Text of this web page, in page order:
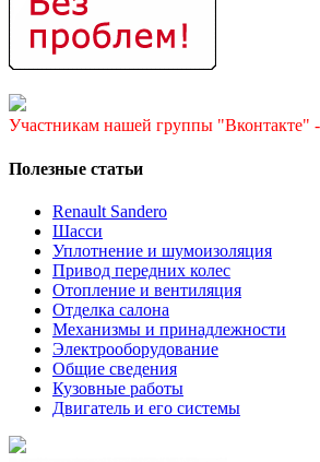
Участникам нашей группы "Вконтакте"
Полезные статьи
Renault Sandero
Шасси
Уплотнение и шумоизоляция
Привод передних колес
Отопление и вентиляция
Отделка салона
Механизмы и принадлежности
Электрооборудование
Общие сведения
Кузовные работы
Двигатель и его системы